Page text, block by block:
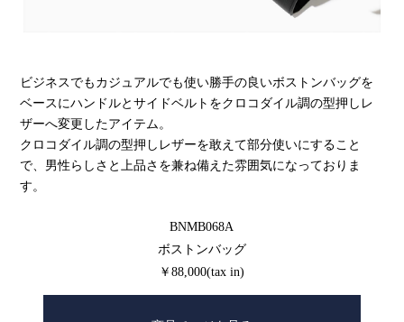
ビジネスでもカジュアルでも使い勝手の良いボストンバッグを
ベースにハンドルとサイドベルトをクロコダイル調の型押しレ
ザーへ変更したアイテム。
クロコダイル調の型押しレザーを敢えて部分使いにすること
で、男性らしさと上品さを兼ね備えた雰囲気になっておりま
す。
BNMB068A
ボストンバッグ
￥88,000(tax in)